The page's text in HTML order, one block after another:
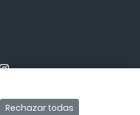
Rechazar todas